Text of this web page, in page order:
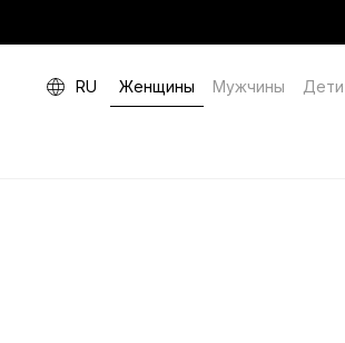
RU Женщины Мужчины Дети